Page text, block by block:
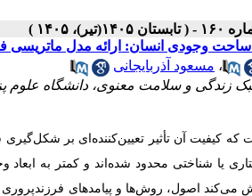
وجودی انسان: ارائه مدل ماتریسی
، مسعود آذربایجانی
و سلامت معنوی، دانشگاه علوم
کیفیت آن تأثیر تعیین‌کننده‌ای بر
یا شناختی محدود شده‌اند و کمتر به
می‌کند اصول، روش‌ها و پیامدهای